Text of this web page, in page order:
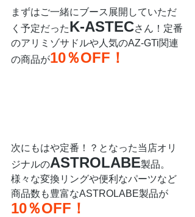
まずはご一緒にブース展開していただ
く予定だったK-ASTECさん！定番
のアリミゾサドルや人気のAZ-GTi関連
の商品が10％OFF！
次にもはや定番！？となった当店オリ
ジナルのASTROLABE製品。
様々な変換リングや便利なパーツなど
商品数も豊富なASTROLABE製品が
10％OFF！